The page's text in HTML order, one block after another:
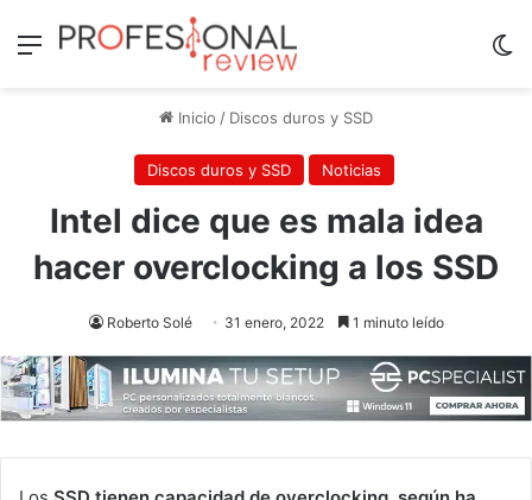
Menú
Inicio / Discos duros y SSD
Discos duros y SSD Noticias
Intel dice que es mala idea
hacer overclocking a los SSD
Roberto Solé 31 enero, 2022 1 minuto leído